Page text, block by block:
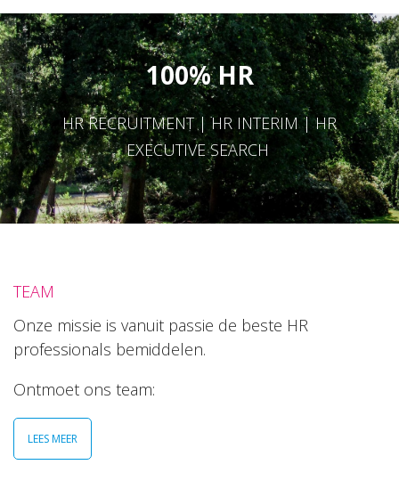
100% HR
HR RECRUITMENT | HR INTERIM | HR
EXECUTIVE SEARCH
TEAM
Onze missie is vanuit passie de beste HR
professionals bemiddelen.
Ontmoet ons team:
LEES MEER